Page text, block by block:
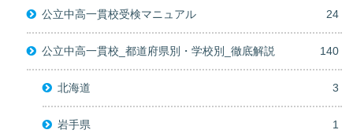
公立中高一貫校受検マニュアル 24
公立中高一貫校_都道府県別・学校別_徹底解説 140
北海道 3
岩手県 1